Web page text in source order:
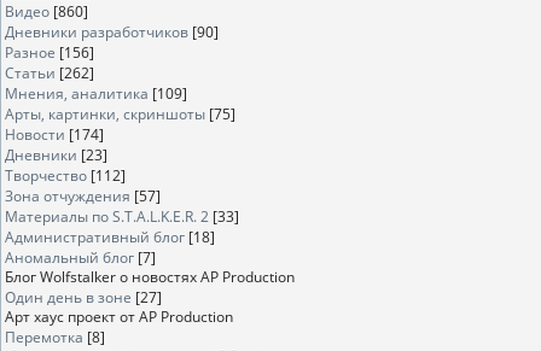
Видео [860]
Дневники разработчиков [90]
Разное [156]
Статьи [262]
Мнения, аналитика [109]
Арты, картинки, скриншоты [75]
Новости [174]
Дневники [23]
Творчество [112]
Зона отчуждения [57]
Материалы по S.T.A.L.K.E.R. 2 [33]
Административный блог [18]
Аномальный блог [7]
Блог Wolfstalker о новостях AP Production
Один день в зоне [27]
Арт хаус проект от AP Production
Перемотка [8]